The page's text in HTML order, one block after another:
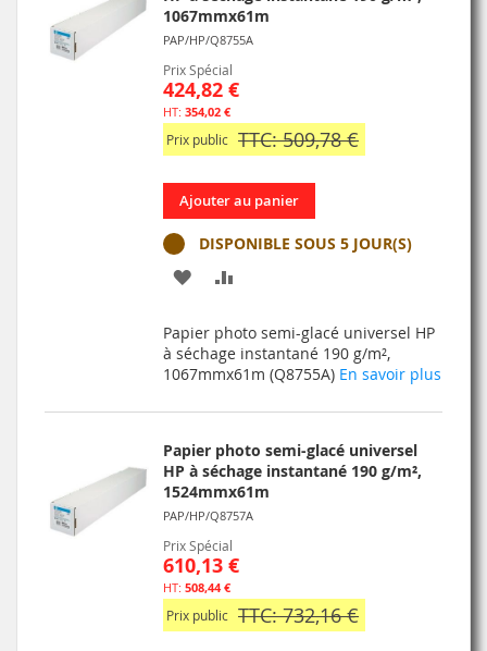
1067mmx61m
PAP/HP/Q8755A
Prix Spécial
424,82 €
354,02 €
Prix public TTC: 509,78 €
Ajouter au panier
DISPONIBLE SOUS 5 JOUR(S)
AJOUTER
MA
COMPARATEUR
Papier photo semi-glacé universel HP
à séchage instantané 190 g/m²,
1067mmx61m (Q8755A) En savoir plus
Papier photo semi-glacé universel
HP à séchage instantané 190 g/m²,
1524mmx61m
PAP/HP/Q8757A
Prix Spécial
610,13 €
508,44 €
Prix public TTC: 732,16 €